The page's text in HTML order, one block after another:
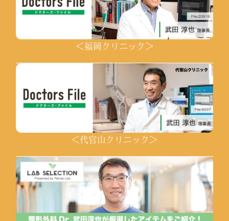
＜福岡クリニック＞
＜代官山クリニック＞